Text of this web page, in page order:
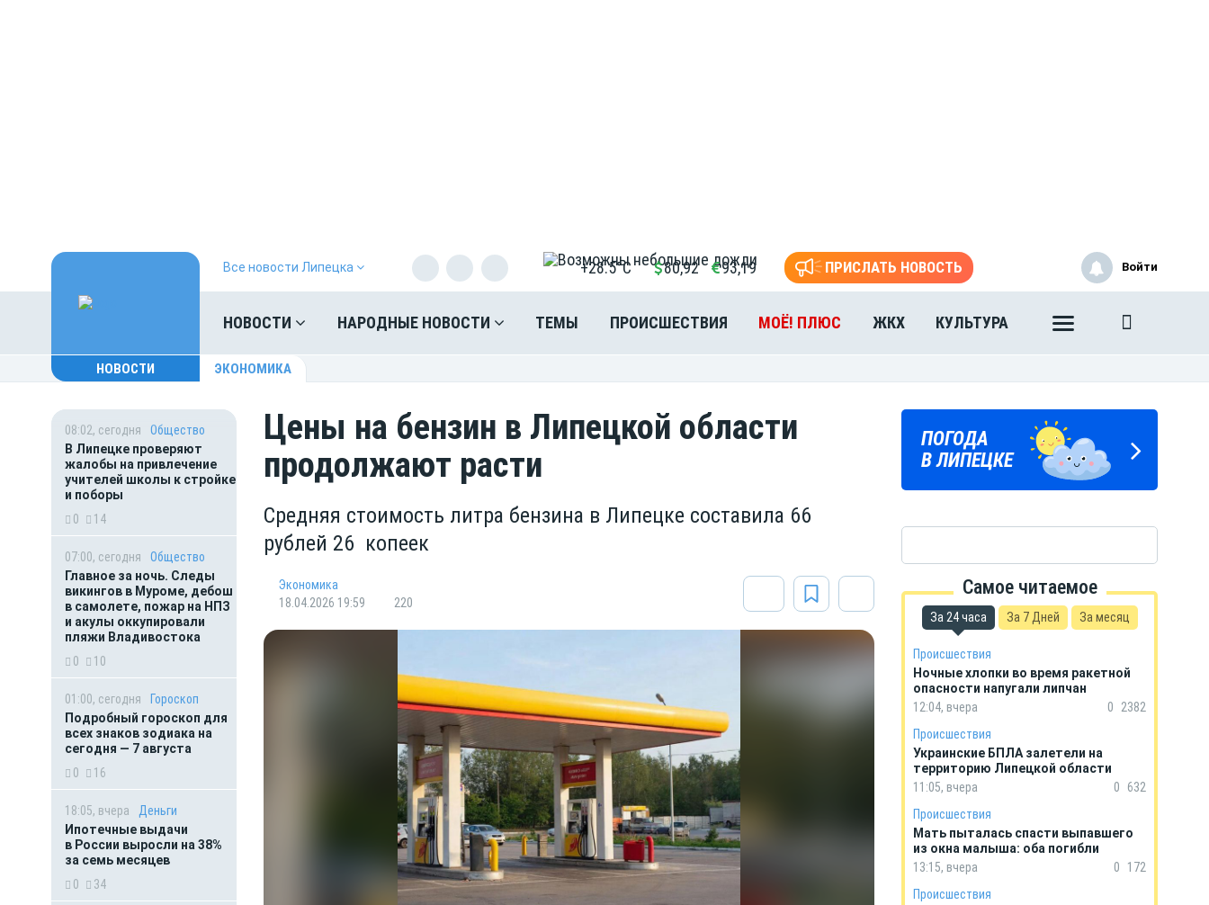
Все новости Липецка +28.5°C 80,92 93,19 ПРИСЛАТЬ НОВОСТЬ
НОВОСТИ НАРОДНЫЕ НОВОСТИ ТЕМЫ ПРОИСШЕСТВИЯ МОЁ! ПЛЮС ЖКХ КУЛЬТУРА
Войти
НОВОСТИ ЭКОНОМИКА
08:02, сегодня
Общество
В Липецке проверяют
жалобы на привлечение
учителей школы к стройке
и поборы
0
14
07:00, сегодня
Общество
Главное за ночь. Следы
викингов в Муроме, дебош
в самолете, пожар на НПЗ
и акулы оккупировали
пляжи Владивостока
0
10
01:00, сегодня
Гороскоп
Подробный гороскоп для
всех знаков зодиака на
сегодня — 7 августа
0
16
18:05, вчера
Деньги
Ипотечные выдачи
в России выросли на 38%
за семь месяцев
0
34
Цены на бензин в Липецкой области
продолжают расти
Средняя стоимость литра бензина в Липецке составила 66
рублей 26 копеек
Экономика
18.04.2026 19:59
220
ГОРОСКОП
НА КАЖДЫЙ ДЕНЬ
ПОГОДА
В ЛИПЕЦКЕ
ЛИПЕЦКИЕ
РЕАЛИИ
Новости Липецка и области
Самое читаемое
За 24 часа За 7 Дней За месяц
Происшествия
Ночные хлопки во время ракетной
опасности напугали липчан
12:04, вчера
0
2382
Происшествия
Украинские БПЛА залетели на
территорию Липецкой области
11:05, вчера
0
632
Происшествия
Мать пыталась спасти выпавшего
из окна малыша: оба погибли
13:15, вчера
0
172
Происшествия